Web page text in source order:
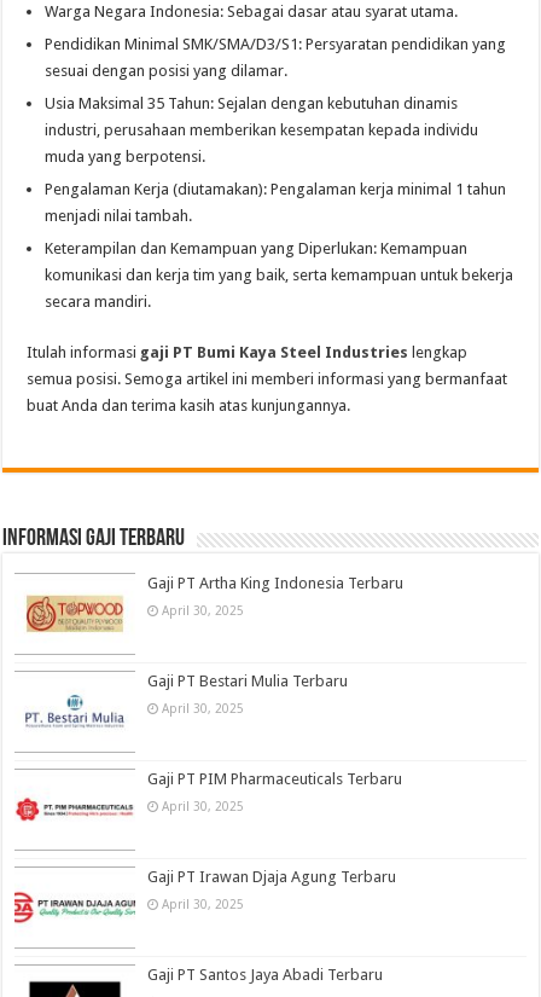
Warga Negara Indonesia: Sebagai dasar atau syarat utama.
Pendidikan Minimal SMK/SMA/D3/S1: Persyaratan pendidikan yang
sesuai dengan posisi yang dilamar.
Usia Maksimal 35 Tahun: Sejalan dengan kebutuhan dinamis
industri, perusahaan memberikan kesempatan kepada individu
muda yang berpotensi.
Pengalaman Kerja (diutamakan): Pengalaman kerja minimal 1 tahun
menjadi nilai tambah.
Keterampilan dan Kemampuan yang Diperlukan: Kemampuan
komunikasi dan kerja tim yang baik, serta kemampuan untuk bekerja
secara mandiri.
Itulah informasi gaji PT Bumi Kaya Steel Industries lengkap
semua posisi. Semoga artikel ini memberi informasi yang bermanfaat
buat Anda dan terima kasih atas kunjungannya.
informasi gaji terbaru
Gaji PT Artha King Indonesia Terbaru
April 30, 2025
Gaji PT Bestari Mulia Terbaru
April 30, 2025
Gaji PT PIM Pharmaceuticals Terbaru
April 30, 2025
Gaji PT Irawan Djaja Agung Terbaru
April 30, 2025
Gaji PT Santos Jaya Abadi Terbaru